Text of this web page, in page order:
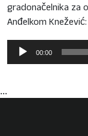
gradonačelnika za
Anđelkom Knežević:
Reproduktor
audiozapisa
00:00
...